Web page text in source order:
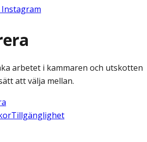
arbetet i kammaren och utskotten
att välja mellan.
Tillgänglighet